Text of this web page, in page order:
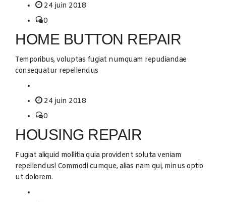
24 juin 2018
0
HOME BUTTON REPAIR
Temporibus, voluptas fugiat numquam repudiandae
consequatur repellendus
24 juin 2018
0
HOUSING REPAIR
Fugiat aliquid mollitia quia provident soluta veniam
repellendus! Commodi cumque, alias nam qui, minus optio
ut dolorem.